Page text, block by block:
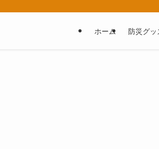
ホーム 防災グッ